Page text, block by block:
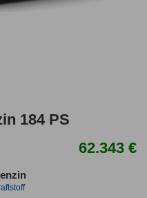
184 PS
62.343 €